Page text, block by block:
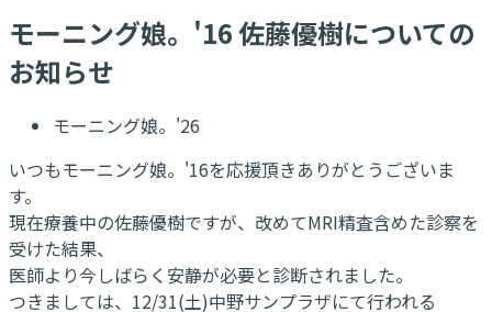
​モーニング娘。'16 佐藤優樹についての
お知らせ
モーニング娘。'26
いつもモーニング娘。'16を応援頂きありがとうございま
す。
現在療養中の佐藤優樹ですが、改めてMRI精査含めた診察を
受けた結果、
医師より今しばらく安静が必要と診断されました。
つきましては、12/31(土)中野サンプラザにて行われる